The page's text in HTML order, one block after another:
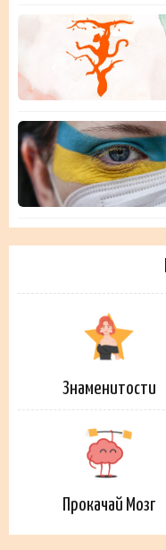
Знаменитости
Прокачай Мозг